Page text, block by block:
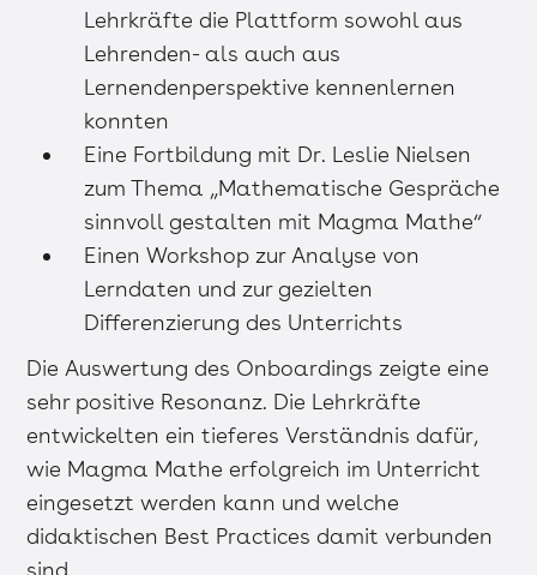
Lehrkräfte die Plattform sowohl aus
Lehrenden- als auch aus
Lernendenperspektive kennenlernen
konnten
Eine Fortbildung mit Dr. Leslie Nielsen
zum Thema „Mathematische Gespräche
sinnvoll gestalten mit Magma Mathe“
Einen Workshop zur Analyse von
Lerndaten und zur gezielten
Differenzierung des Unterrichts
Die Auswertung des Onboardings zeigte eine
sehr positive Resonanz. Die Lehrkräfte
entwickelten ein tieferes Verständnis dafür,
wie Magma Mathe erfolgreich im Unterricht
eingesetzt werden kann und welche
didaktischen Best Practices damit verbunden
sind.